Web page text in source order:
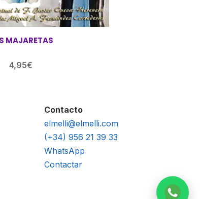
MAJARETAS
4,95€
Contacto
elmelli@elmelli.com
(+34) 956 21 39 33
WhatsApp
Contactar